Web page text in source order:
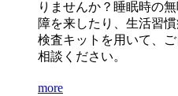
りませんか？睡眠時の
障を来したり、生活習
検査キットを用いて、
相談ください。
more